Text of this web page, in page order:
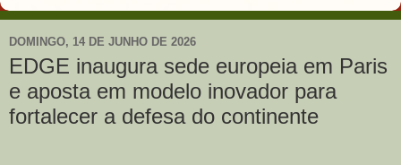
DOMINGO, 14 DE JUNHO DE 2026
EDGE inaugura sede europeia em Paris
e aposta em modelo inovador para
fortalecer a defesa do continente